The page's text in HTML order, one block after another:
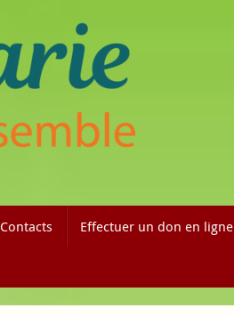
Contacts Effectuer un don en ligne